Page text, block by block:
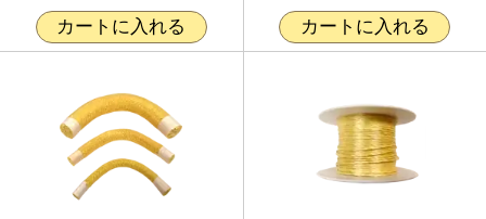
カートに入れる カートに入れる